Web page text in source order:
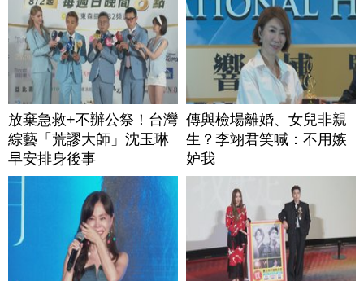
放棄急救+不辦公祭！台灣
綜藝「荒謬大師」沈玉琳
早安排身後事
傳與檢場離婚、女兒非親
生？李翊君笑喊：不用嫉
妒我